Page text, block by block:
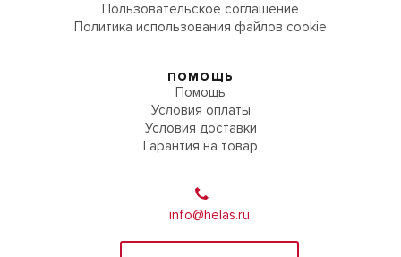
Пользовательское соглашение
Политика использования файлов cookie
ПОМОЩЬ
Помощь
Условия оплаты
Условия доставки
Гарантия на товар
info@helas.ru